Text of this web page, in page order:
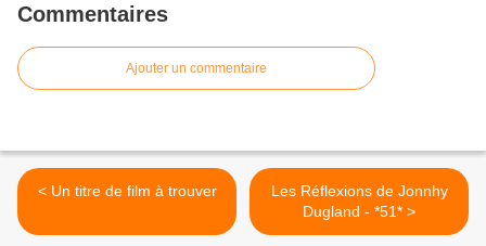
Commentaires
Ajouter un commentaire
< Un titre de film à trouver
Les Réflexions de Jonnhy
Dugland - *51* >